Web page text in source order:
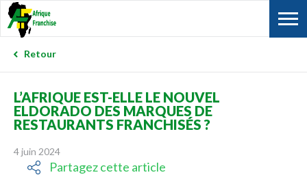
Retour
L’AFRIQUE EST-ELLE LE NOUVEL
ELDORADO DES MARQUES DE
RESTAURANTS FRANCHISÉS ?
4 juin 2024
Partagez cette article